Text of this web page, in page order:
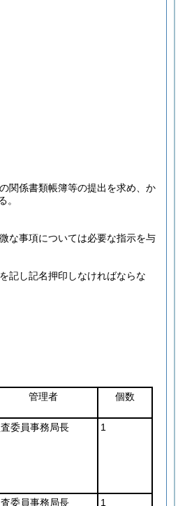
関係書類帳簿等の提出を求め、か
。
な事項については必要な指示を与
記し記名押印しなければならな
管理者 個数
委員事務局長 1
委員事務局長 1